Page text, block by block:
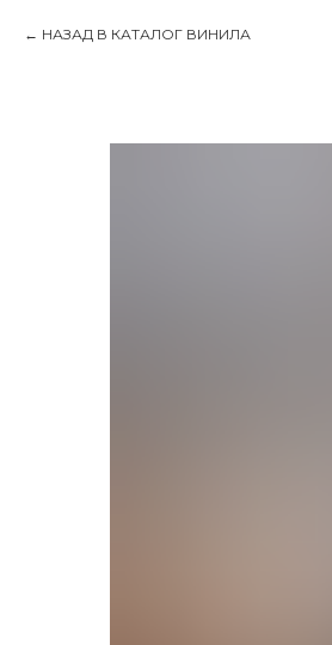
НАЗАД В КАТАЛОГ ВИНИЛА